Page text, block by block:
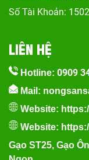
Số Tài Khoản:
LIÊN HỆ
Hotline: 0909
Mail:
Website:
Website:
Gạo ST25, Gạo